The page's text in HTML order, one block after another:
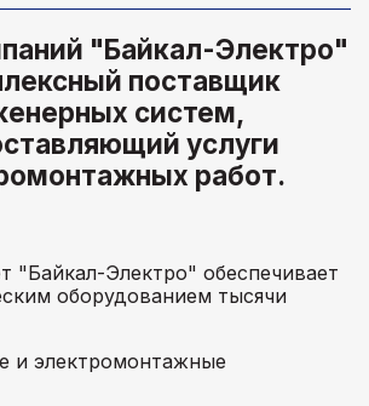
"Байкал-Электро"
поставщик
систем,
услуги
работ.
"Байкал-Электро" обеспечивает
оборудованием тысячи
и электромонтажные